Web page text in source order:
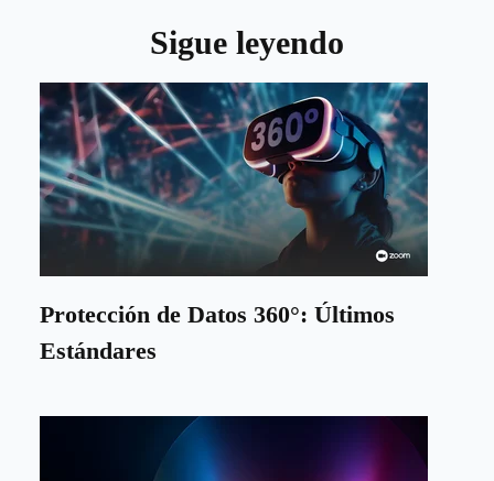
Sigue leyendo
Protección de Datos 360°: Últimos
Estándares